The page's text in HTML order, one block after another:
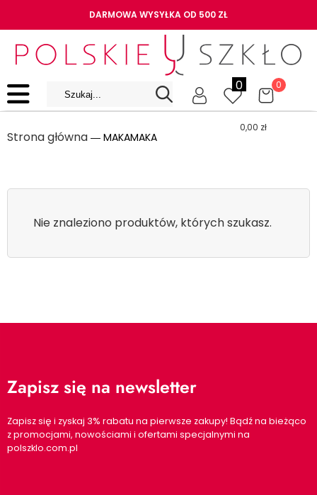
DARMOWA WYSYŁKA OD 500 ZŁ
0 0
0,00 zł
Strona główna ― MAKAMAKA
Nie znaleziono produktów, których szukasz.
Zapisz się na newsletter
Zapisz się i zyskaj 3% rabatu na pierwsze zakupy! Bądź na bieżąco
z promocjami, nowościami i ofertami specjalnymi na
polszklo.com.pl